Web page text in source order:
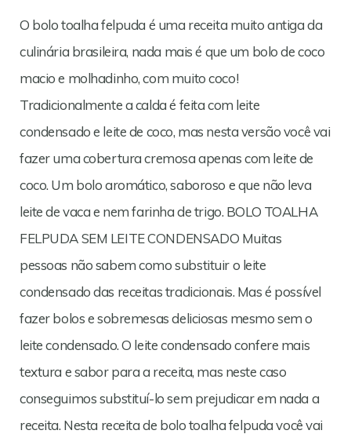
O bolo toalha felpuda é uma receita muito antiga da
culinária brasileira, nada mais é que um bolo de coco
macio e molhadinho, com muito coco!
Tradicionalmente a calda é feita com leite
condensado e leite de coco, mas nesta versão você vai
fazer uma cobertura cremosa apenas com leite de
coco. Um bolo aromático, saboroso e que não leva
leite de vaca e nem farinha de trigo. BOLO TOALHA
FELPUDA SEM LEITE CONDENSADO Muitas
pessoas não sabem como substituir o leite
condensado das receitas tradicionais. Mas é possível
fazer bolos e sobremesas deliciosas mesmo sem o
leite condensado. O leite condensado confere mais
textura e sabor para a receita, mas neste caso
conseguimos substituí-lo sem prejudicar em nada a
receita. Nesta receita de bolo toalha felpuda você vai